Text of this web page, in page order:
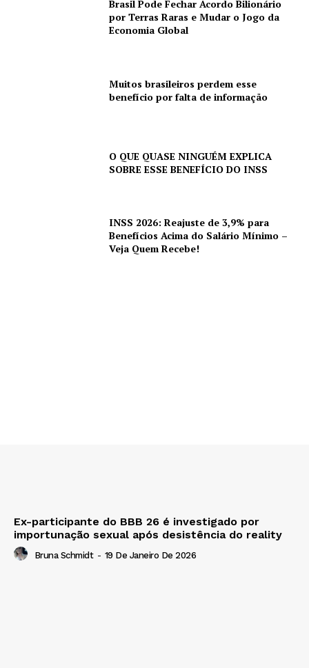
Brasil Pode Fechar Acordo Bilionário
por Terras Raras e Mudar o Jogo da
Economia Global
Muitos brasileiros perdem esse
benefício por falta de informação
O QUE QUASE NINGUÉM EXPLICA
SOBRE ESSE BENEFÍCIO DO INSS
INSS 2026: Reajuste de 3,9% para
Benefícios Acima do Salário Mínimo –
Veja Quem Recebe!
Ex-participante do BBB 26 é investigado por
importunação sexual após desistência do reality
Bruna Schmidt - 19 De Janeiro De 2026